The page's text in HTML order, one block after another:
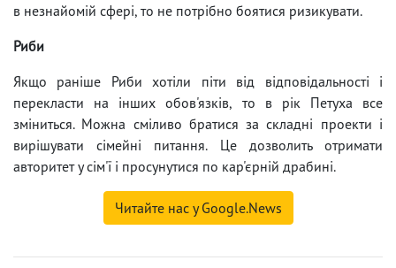
в незнайомій сфері, то не потрібно боятися ризикувати.
Риби
Якщо раніше Риби хотіли піти від відповідальності і
перекласти на інших обов'язків, то в рік Петуха все
зміниться. Можна сміливо братися за складні проекти і
вирішувати сімейні питання. Це дозволить отримати
авторитет у сім'ї і просунутися по кар'єрній драбині.
Читайте нас у Google.News